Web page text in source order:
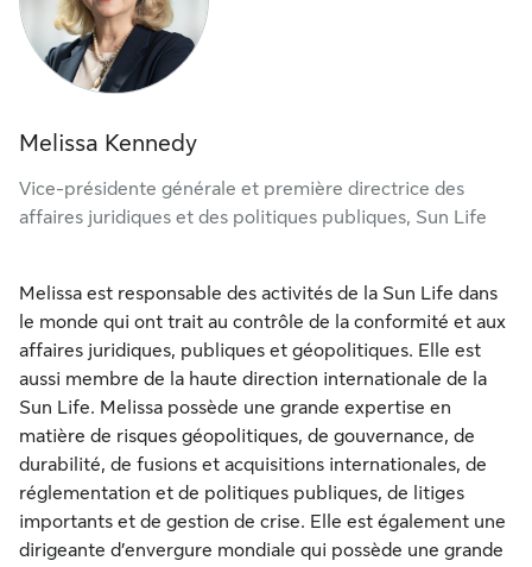
Melissa Kennedy
Vice-présidente générale et première directrice des
affaires juridiques et des politiques publiques, Sun Life
Melissa est responsable des activités de la Sun Life dans
le monde qui ont trait au contrôle de la conformité et aux
affaires juridiques, publiques et géopolitiques. Elle est
aussi membre de la haute direction internationale de la
Sun Life. Melissa possède une grande expertise en
matière de risques géopolitiques, de gouvernance, de
durabilité, de fusions et acquisitions internationales, de
réglementation et de politiques publiques, de litiges
importants et de gestion de crise. Elle est également une
dirigeante d’envergure mondiale qui possède une grande